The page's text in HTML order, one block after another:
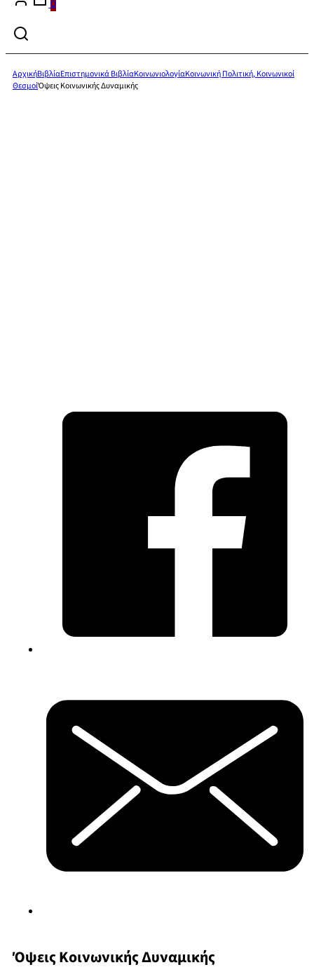
0
ΑρχικήΒιβλίαΕπιστημονικά ΒιβλίαΚοινωνιολογίαΚοινωνική Πολιτική, Κοινωνικοί
ΘεσμοίΌψεις Κοινωνικής Δυναμικής
Όψεις Κοινωνικής Δυναμικής